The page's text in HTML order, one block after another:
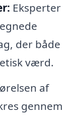
Eksperter
der både
værd.
af
gennem